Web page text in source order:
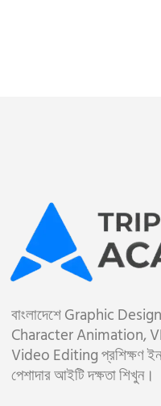
বাংলাদেশে Graphic
Character Animation,
Video Editing প্রশিক্ষণ
পেশাদার আইটি দক্ষতা শিখুন।